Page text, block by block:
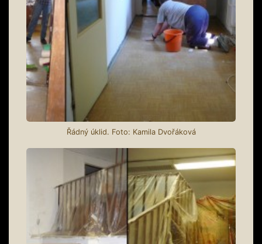
Řádný úklid. Foto: Kamila Dvořáková